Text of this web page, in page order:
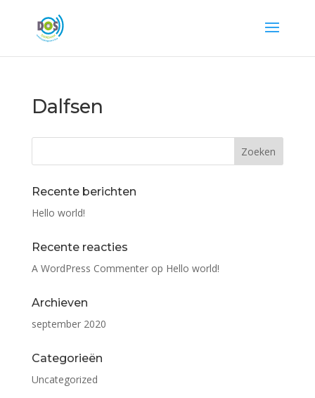
Dalfsen
Recente berichten
Hello world!
Recente reacties
A WordPress Commenterop Hello world!
Archieven
september 2020
Categorieën
Uncategorized